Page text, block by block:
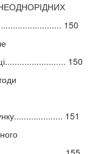
150
150
151